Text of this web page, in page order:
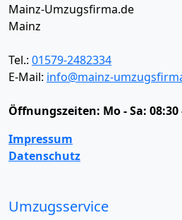
Mainz-Umzugsfirma.de
Mainz
Tel.: 01579-2482334
E-Mail: info@mainz-
Öffnungszeiten: Mo - Sa:
Impressum
Datenschutz
Umzugsservice